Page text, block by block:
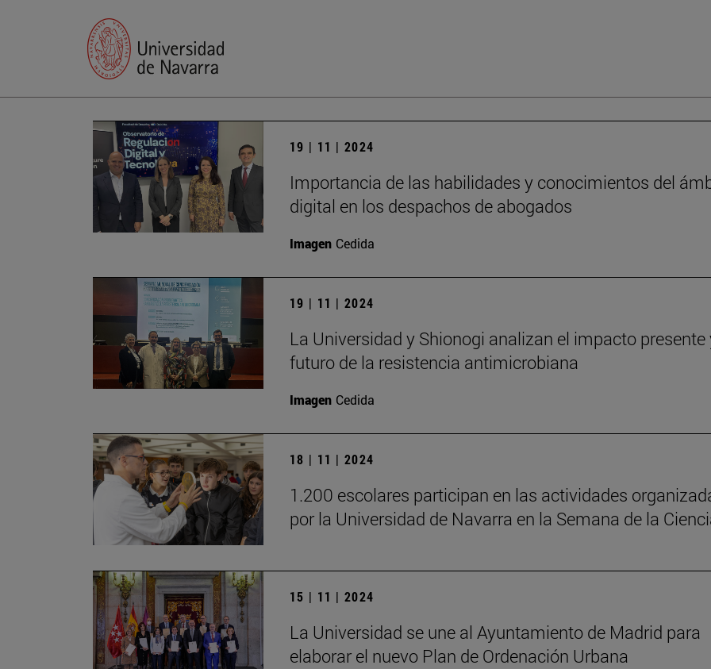
19 | 11 | 2024
Importancia de las habilidades y conocimientos del
digital en los despachos de abogados
Imagen Cedida
19 | 11 | 2024
La Universidad y Shionogi analizan el impacto presente
futuro de la resistencia antimicrobiana
Imagen Cedida
18 | 11 | 2024
1.200 escolares participan en las actividades
por la Universidad de Navarra en la Semana de la
15 | 11 | 2024
La Universidad se une al Ayuntamiento de Madrid para
elaborar el nuevo Plan de Ordenación Urbana